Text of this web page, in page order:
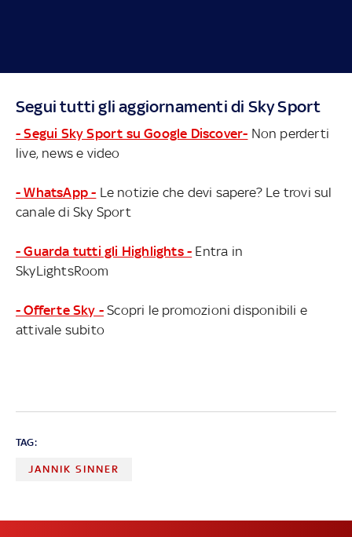
Segui tutti gli aggiornamenti di Sky Sport
- Segui Sky Sport su Google Discover- Non perderti
live, news e video
- WhatsApp - Le notizie che devi sapere? Le trovi sul
canale di Sky Sport
- Guarda tutti gli Highlights - Entra in
SkyLightsRoom
- Offerte Sky - Scopri le promozioni disponibili e
attivale subito
TAG:
JANNIK SINNER